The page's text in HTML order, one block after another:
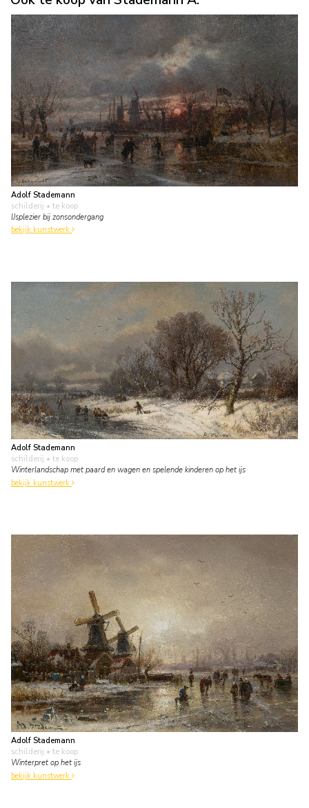
Adolf Stademann
schilderij • te koop
IJsplezier bij zonsondergang
bekijk kunstwerk
Adolf Stademann
schilderij • te koop
Winterlandschap met paard en wagen en spelende kinderen op het ijs
bekijk kunstwerk
Adolf Stademann
schilderij • te koop
Winterpret op het ijs
bekijk kunstwerk